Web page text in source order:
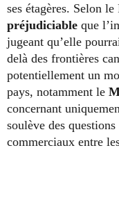
ses étagères. Selon
préjudiciable que
jugeant qu’elle
delà des frontières
potentiellement un
pays, notamment le
concernant
soulève des
commerciaux entre